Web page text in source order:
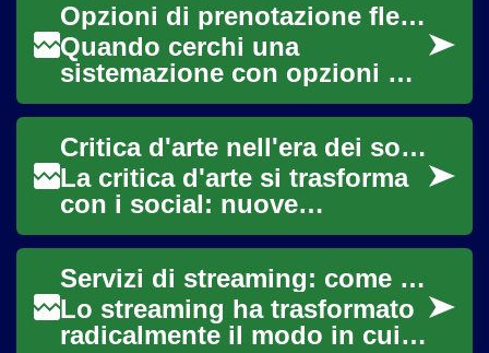
Opzioni di prenotazione flessibile: cosa controllare
Quando cerchi una
sistemazione con opzioni di
prenotazione flessibile è
importante valutare
condizioni di cancellazio... Critica d'arte nell'era dei social: metodologie e strumenti
La critica d'arte si trasforma
con i social: nuove
piattaforme, forme di
pubblicazione e pratiche
collaborative ridef...
Servizi di streaming: come cambiano entertainment e community
Lo streaming ha trasformato
radicalmente il modo in cui